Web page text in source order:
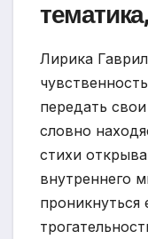
Лирика
передать
словно
стихи
внутреннего
проникнуться